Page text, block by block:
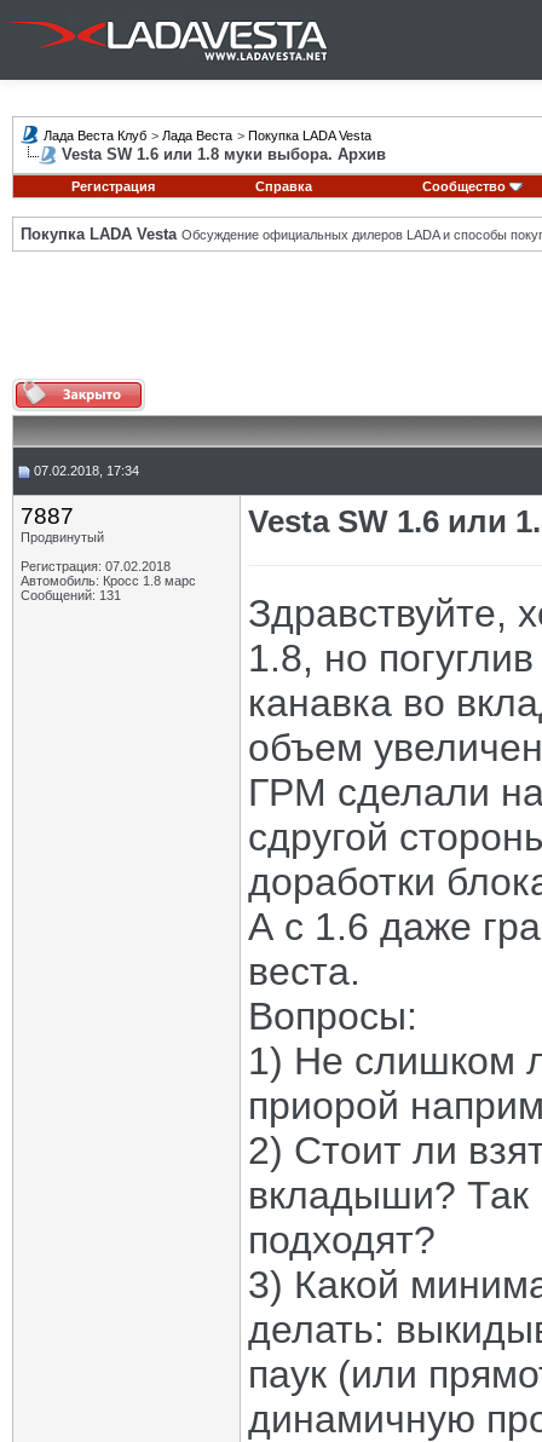
Лада Веста Клуб > Лада Веста > Покупка LADA Vesta
Vesta SW 1.6 или 1.8 муки выбора. Архив
Регистрация Справка Сообщество
Покупка LADA Vesta Обсуждение официальных дилеров LADA и способы
07.02.2018, 17:34
7887
Продвинутый
Регистрация: 07.02.2018
Автомобиль: Кросс 1.8 марс
Сообщений: 131
Vesta SW 1.6 или
Здравствуйте,
1.8, но
канавка во
объем
ГРМ сделали
сдругой
доработки
А с 1.6 даже
веста.
Вопросы:
1) Не слишком
приорой
2) Стоит ли
вкладыши? Так
подходят?
3) Какой
делать:
паук (или
динамичную